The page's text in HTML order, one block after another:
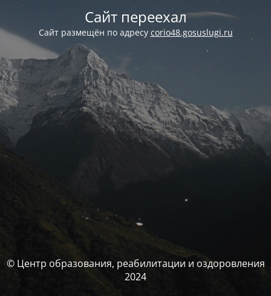
Сайт переехал
Сайт размещён по адресу corio48.gosuslugi.ru
© Центр образования, реабилитации и оздоровления
2024